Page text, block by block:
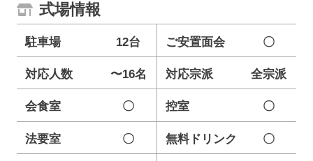
式場情報
駐車場 12台 ご安置面会 〇
対応人数 〜16名 対応宗派 全宗派
会食室 〇 控室 〇
法要室 〇 無料ドリンク 〇